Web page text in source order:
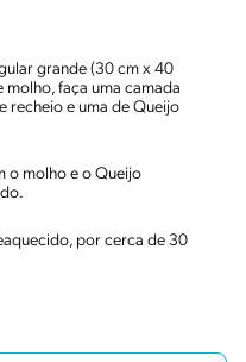
grande (30 cm x 40
faça uma camada
recheio e uma de Queijo
o molho e o Queijo
por cerca de 30